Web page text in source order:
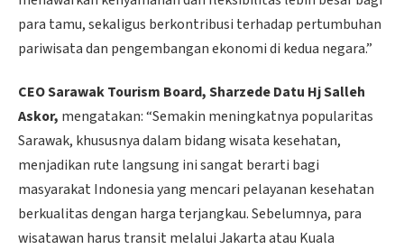
para tamu, sekaligus berkontribusi terhadap pertumbuhan
pariwisata dan pengembangan ekonomi di kedua negara.”
CEO Sarawak Tourism Board, Sharzede Datu Hj Salleh
Askor, mengatakan: “Semakin meningkatnya popularitas
Sarawak, khususnya dalam bidang wisata kesehatan,
menjadikan rute langsung ini sangat berarti bagi
masyarakat Indonesia yang mencari pelayanan kesehatan
berkualitas dengan harga terjangkau. Sebelumnya, para
wisatawan harus transit melalui Jakarta atau Kuala